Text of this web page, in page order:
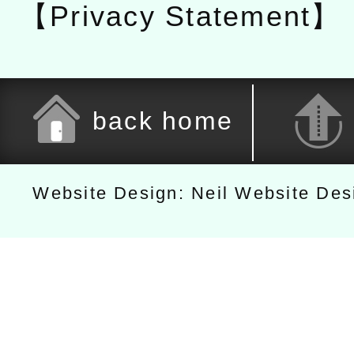
【Privacy Statement】
back home
Website Design: Neil Website